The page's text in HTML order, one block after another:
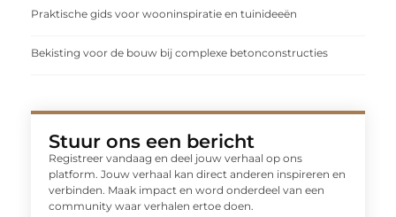
Praktische gids voor wooninspiratie en tuinideeën
Bekisting voor de bouw bij complexe betonconstructies
Stuur ons een bericht
Registreer vandaag en deel jouw verhaal op ons
platform. Jouw verhaal kan direct anderen inspireren en
verbinden. Maak impact en word onderdeel van een
community waar verhalen ertoe doen.